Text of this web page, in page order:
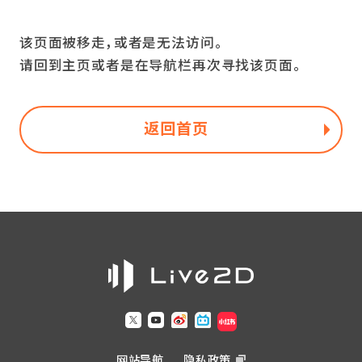
该页面被移走，或者是无法访问。
请回到主页或者是在导航栏再次寻找该页面。
返回首页